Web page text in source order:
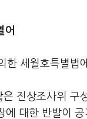
어
세월호특별법
진상조사위 구
대한 반발이 공